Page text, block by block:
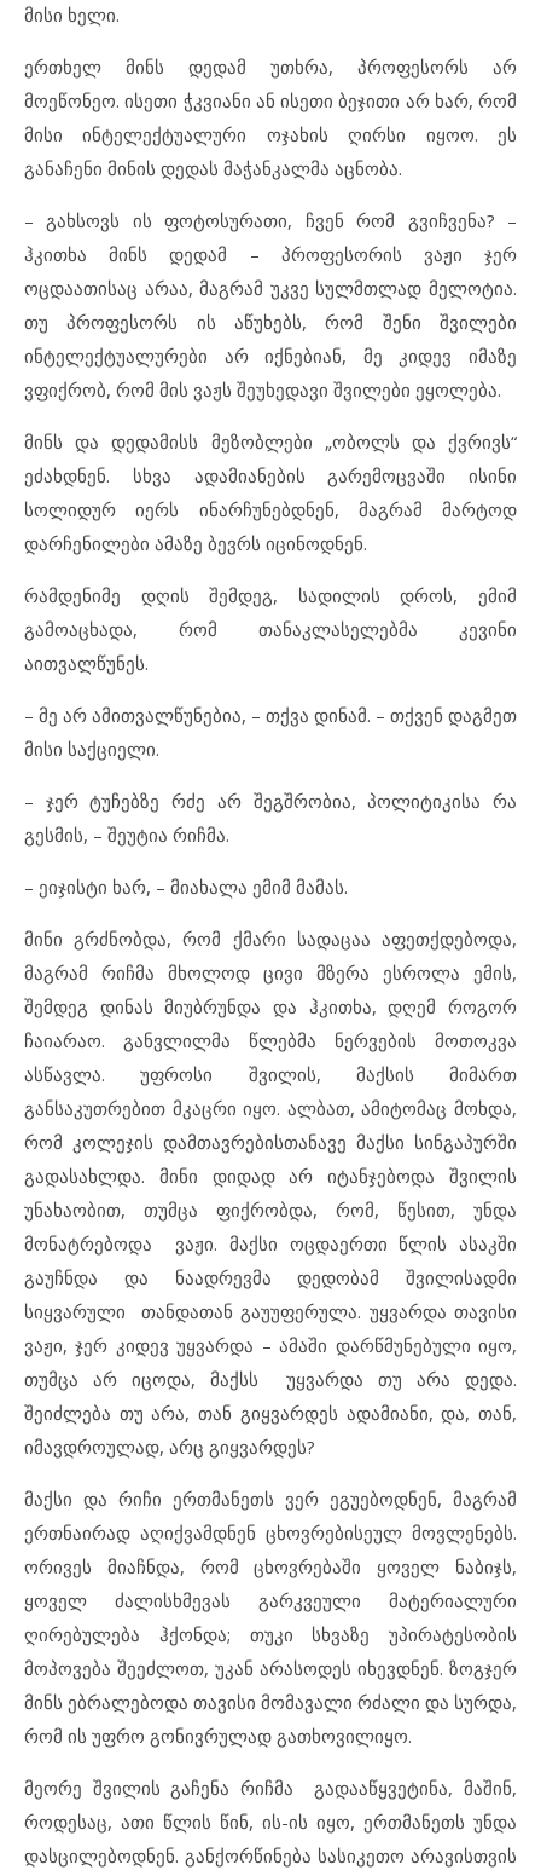
მისი ხელი.
ერთხელ მინს დედამ უთხრა, პროფესორს არ
მოეწონეო. ისეთი ჭკვიანი ან ისეთი ბეჯითი არ ხარ, რომ
მისი ინტელექტუალური ოჯახის ღირსი იყოო. ეს
განაჩენი მინის დედას მაჭანკალმა აცნობა.
– გახსოვს ის ფოტოსურათი, ჩვენ რომ გვიჩვენა? –
ჰკითხა მინს დედამ – პროფესორის ვაჟი ჯერ
ოცდაათისაც არაა, მაგრამ უკვე სულმთლად მელოტია.
თუ პროფესორს ის აწუხებს, რომ შენი შვილები
ინტელექტუალურები არ იქნებიან, მე კიდევ იმაზე
ვფიქრობ, რომ მის ვაჟს შეუხედავი შვილები ეყოლება.
მინს და დედამისს მეზობლები „ობოლს და ქვრივს“
ეძახდნენ. სხვა ადამიანების გარემოცვაში ისინი
სოლიდურ იერს ინარჩუნებდნენ, მაგრამ მარტოდ
დარჩენილები ამაზე ბევრს იცინოდნენ.
რამდენიმე დღის შემდეგ, სადილის დროს, ემიმ
გამოაცხადა, რომ თანაკლასელებმა კევინი
აითვალწუნეს.
– მე არ ამითვალწუნებია, – თქვა დინამ. – თქვენ დაგმეთ
მისი საქციელი.
– ჯერ ტუჩებზე რძე არ შეგშრობია, პოლიტიკისა რა
გესმის, – შეუტია რიჩმა.
– ეიჯისტი ხარ, – მიახალა ემიმ მამას.
მინი გრძნობდა, რომ ქმარი სადაცაა აფეთქდებოდა,
მაგრამ რიჩმა მხოლოდ ცივი მზერა ესროლა ემის,
შემდეგ დინას მიუბრუნდა და ჰკითხა, დღემ როგორ
ჩაიარაო. განვლილმა წლებმა ნერვების მოთოკვა
ასწავლა. უფროსი შვილის, მაქსის მიმართ
განსაკუთრებით მკაცრი იყო. ალბათ, ამიტომაც მოხდა,
რომ კოლეჯის დამთავრებისთანავე მაქსი სინგაპურში
გადასახლდა. მინი დიდად არ იტანჯებოდა შვილის
უნახაობით, თუმცა ფიქრობდა, რომ, წესით, უნდა
მონატრებოდა ვაჟი. მაქსი ოცდაერთი წლის ასაკში
გაუჩნდა და ნაადრევმა დედობამ შვილისადმი
სიყვარული თანდათან გაუუფერულა. უყვარდა თავისი
ვაჟი, ჯერ კიდევ უყვარდა – ამაში დარწმუნებული იყო,
თუმცა არ იცოდა, მაქსს უყვარდა თუ არა დედა.
შეიძლება თუ არა, თან გიყვარდეს ადამიანი, და, თან,
იმავდროულად, არც გიყვარდეს?
მაქსი და რიჩი ერთმანეთს ვერ ეგუებოდნენ, მაგრამ
ერთნაირად აღიქვამდნენ ცხოვრებისეულ მოვლენებს.
ორივეს მიაჩნდა, რომ ცხოვრებაში ყოველ ნაბიჯს,
ყოველ ძალისხმევას გარკვეული მატერიალური
ღირებულება ჰქონდა; თუკი სხვაზე უპირატესობის
მოპოვება შეეძლოთ, უკან არასოდეს იხევდნენ. ზოგჯერ
მინს ებრალებოდა თავისი მომავალი რძალი და სურდა,
რომ ის უფრო გონივრულად გათხოვილიყო.
მეორე შვილის გაჩენა რიჩმა გადააწყვეტინა, მაშინ,
როდესაც, ათი წლის წინ, ის-ის იყო, ერთმანეთს უნდა
დასცილებოდნენ. განქორწინება სასიკეთო არავისთვის